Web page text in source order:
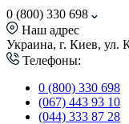
0 (800) 330 698
Наш адрес
Украина, г. Киев, ул.
Телефоны:
0 (800) 330 698
(067) 443 93 10
(044) 333 87 28